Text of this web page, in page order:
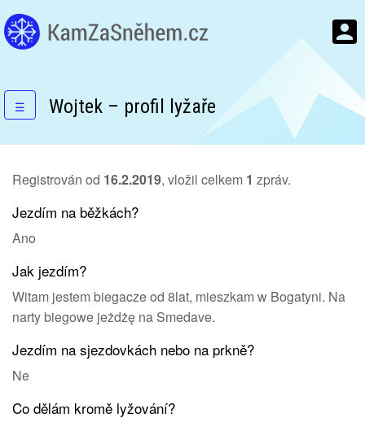
☰ Wojtek – profil lyžaře
Registrován od 16.2.2019, vložil celkem 1 zpráv.
Jezdím na běžkách?
Ano
Jak jezdím?
Witam jestem biegacze od 8lat, mieszkam w Bogatyni. Na
narty biegowe jeżdżę na Smedave.
Jezdím na sjezdovkách nebo na prkně?
Ne
Co dělám kromě lyžování?